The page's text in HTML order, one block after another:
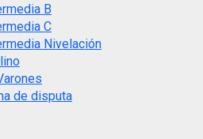
B
C
Nivelación
de disputa